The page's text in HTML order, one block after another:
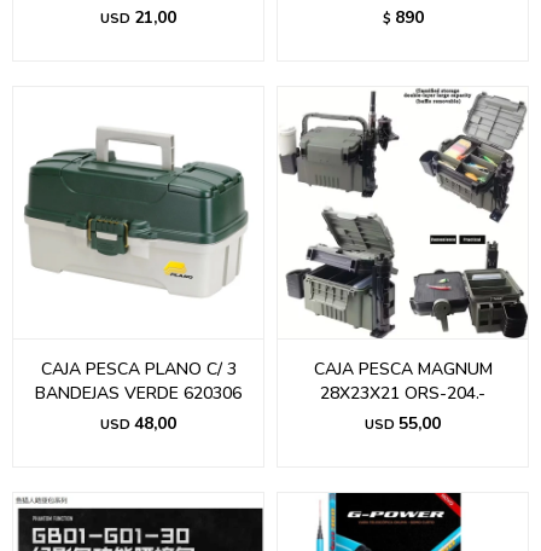
USD 21,00 $ 890
CAJA PESCA PLANO C/ 3
BANDEJAS VERDE 620306
USD 48,00
CAJA PESCA MAGNUM
28X23X21 ORS-204.-
USD 55,00